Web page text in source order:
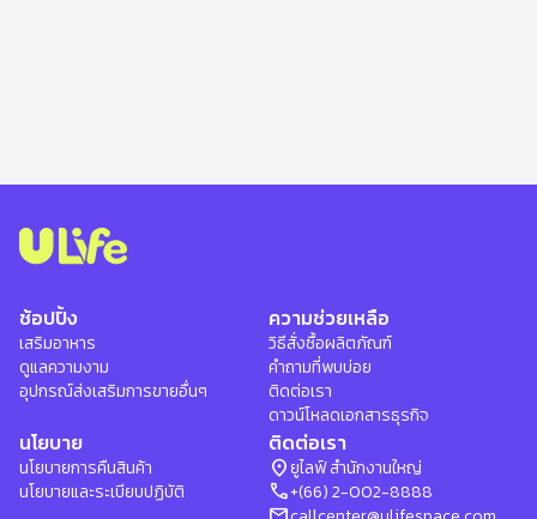
ช้อปปิ้ง
เสริมอาหาร
ดูแลความงาม
อุปกรณ์ส่งเสริมการขายอื่นๆ
ความช่วยเหลือ
วิธีสั่งซื้อผลิตภัณฑ์
คำถามที่พบบ่อย
ติดต่อเรา
ดาวน์โหลดเอกสารธุรกิจ
นโยบาย
นโยบายการคืนสินค้า
นโยบายและระเบียบปฏิบัติ
ติดต่อเรา
location_onยูไลฟ์ สำนักงานใหญ่
phone+(66) 2-002-8888